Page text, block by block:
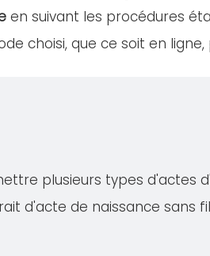
en suivant les procédures
choisi, que ce soit en
plusieurs types d'actes
d'acte de naissance sans